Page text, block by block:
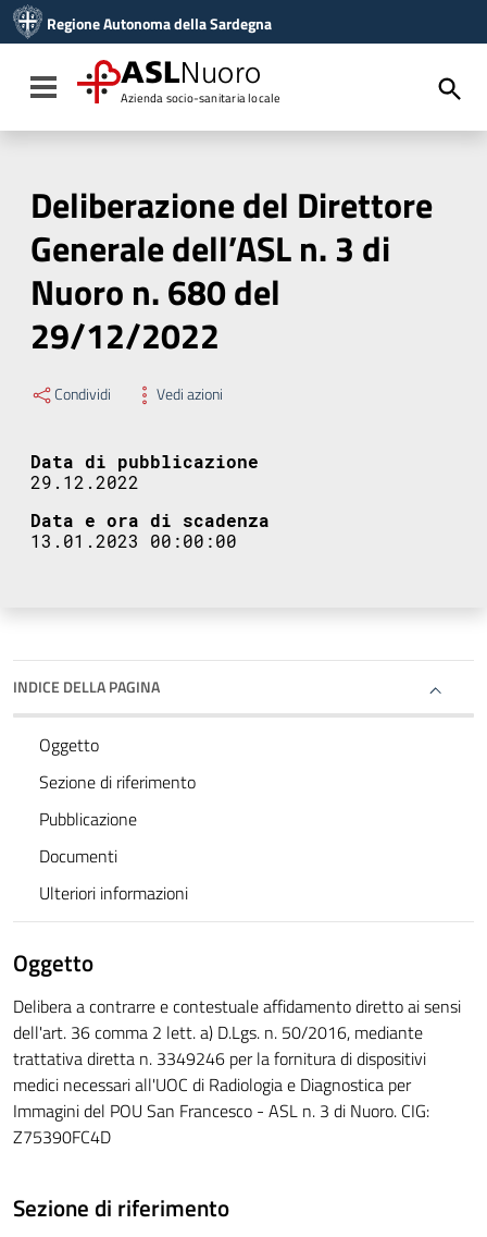
Vai al menu di navigazione
Vai al footer
Regione Autonoma della Sardegna
Toggle navigation
ASLNuoro
Azienda socio-sanitaria locale
Deliberazione del Direttore
Generale dell’ASL n. 3 di
Nuoro n. 680 del
29/12/2022
Condividi Vedi azioni
Data di pubblicazione
29.12.2022
Data e ora di scadenza
13.01.2023 00:00:00
INDICE DELLA PAGINA
Oggetto
Sezione di riferimento
Pubblicazione
Documenti
Ulteriori informazioni
Oggetto
Delibera a contrarre e contestuale affidamento diretto ai sensi
dell'art. 36 comma 2 lett. a) D.Lgs. n. 50/2016, mediante
trattativa diretta n. 3349246 per la fornitura di dispositivi
medici necessari all'UOC di Radiologia e Diagnostica per
Immagini del POU San Francesco - ASL n. 3 di Nuoro. CIG:
Z75390FC4D
Sezione di riferimento